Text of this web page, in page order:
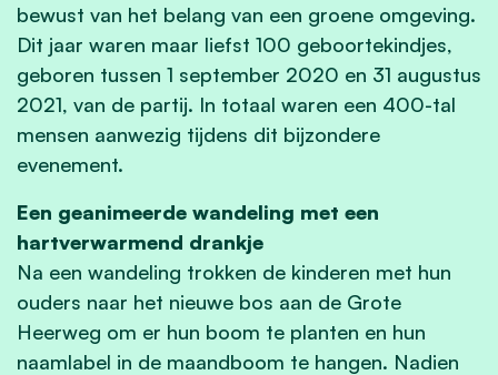
bewust van het belang van een groene omgeving.
Dit jaar waren maar liefst 100 geboortekindjes,
geboren tussen 1 september 2020 en 31 augustus
2021, van de partij. In totaal waren een 400-tal
mensen aanwezig tijdens dit bijzondere
evenement.
Een geanimeerde wandeling met een
hartverwarmend drankje
Na een wandeling trokken de kinderen met hun
ouders naar het nieuwe bos aan de Grote
Heerweg om er hun boom te planten en hun
naamlabel in de maandboom te hangen. Nadien